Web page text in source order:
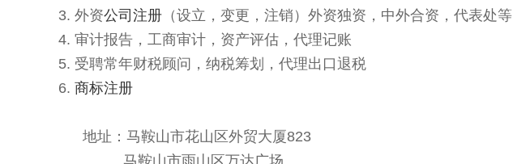
3. 外资公司注册 （设立，变更，注销）外资独资，中外合资，代表处等
4. 审计报告，工商审计，资产评估，代理记账
5. 受聘常年财税顾问，纳税筹划，代理出口退税
6. 商标注册
地址：马鞍山市花山区外贸大厦823
马鞍山市雨山区万达广场